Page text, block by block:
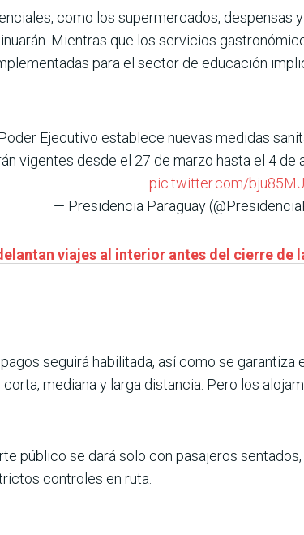
como los supermercados, despensas
Mientras que los servicios
para el sector de educación
Ejecutivo establece nuevas medidas
vigentes desde el 27 de marzo hasta el 4 de
pic.twitter.com/
— Presidencia Paraguay
viajes al interior antes del cierre de
seguirá habilitada, así como se
mediana y larga distancia. Pero los
público se dará solo con pasajeros
controles en ruta.